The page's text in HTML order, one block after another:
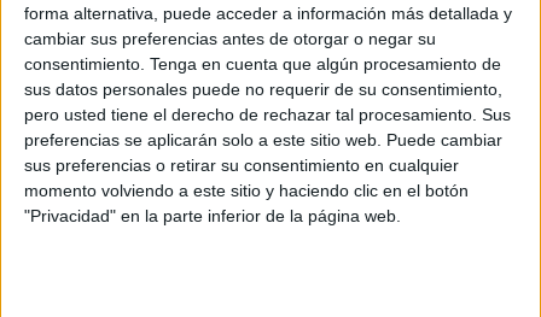
forma alternativa, puede acceder a información más detallada y
cambiar sus preferencias antes de otorgar o negar su
consentimiento. Tenga en cuenta que algún procesamiento de
sus datos personales puede no requerir de su consentimiento,
pero usted tiene el derecho de rechazar tal procesamiento. Sus
preferencias se aplicarán solo a este sitio web. Puede cambiar
sus preferencias o retirar su consentimiento en cualquier
momento volviendo a este sitio y haciendo clic en el botón
"Privacidad" en la parte inferior de la página web.
Agencia: Ogilvy Barcelona
Directora general: Gemma Gutiérrez
Director creativo ejecutivo: Camil Roca
Director creativo: Germán Milanesi
Redactora: Marina Gibaja